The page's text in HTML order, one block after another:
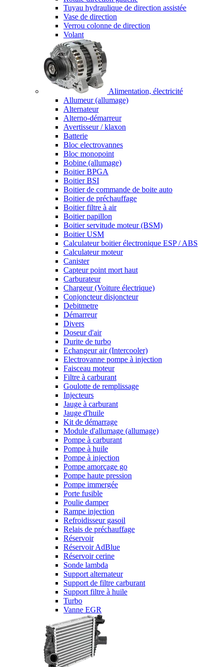
Tuyau hydraulique de direction assistée
Vase de direction
Verrou colonne de direction
Volant
Alimentation, électricité
Allumeur (allumage)
Alternateur
Alterno-démarreur
Avertisseur / klaxon
Batterie
Bloc electrovannes
Bloc monopoint
Bobine (allumage)
Boitier BPGA
Boitier BSI
Boitier de commande de boite auto
Boitier de préchauffage
Boitier filtre à air
Boitier papillon
Boitier servitude moteur (BSM)
Boitier USM
Calculateur boitier électronique ESP / ABS
Calculateur moteur
Canister
Capteur point mort haut
Carburateur
Chargeur (Voiture électrique)
Conjoncteur disjoncteur
Debitmetre
Démarreur
Divers
Doseur d'air
Durite de turbo
Echangeur air (Intercooler)
Electrovanne pompe à injection
Faisceau moteur
Filtre à carburant
Goulotte de remplissage
Injecteurs
Jauge à carburant
Jauge d'huile
Kit de démarrage
Module d'allumage (allumage)
Pompe à carburant
Pompe à huile
Pompe à injection
Pompe amorçage go
Pompe haute pression
Pompe immergée
Porte fusible
Poulie damper
Rampe injection
Refroidisseur gasoil
Relais de préchauffage
Réservoir
Réservoir AdBlue
Réservoir cerine
Sonde lambda
Support alternateur
Support de filtre carburant
Support filtre à huile
Turbo
Vanne EGR